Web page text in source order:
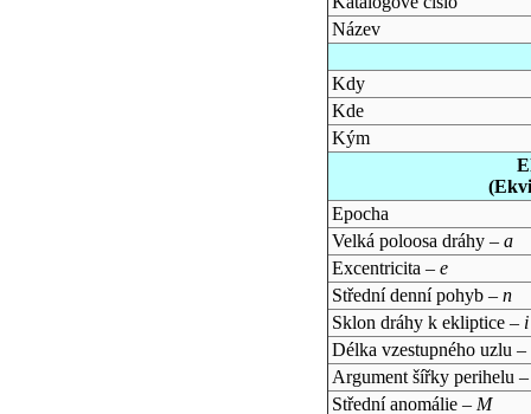
Název
Kdy
Kde
Kým
Epocha
Velká poloosa dráhy – a
Excentricita – e
Střední denní pohyb – n
Sklon dráhy k ekliptice – i
Délka vzestupného uzlu –
Argument šířky perihelu
Střední anomálie – M